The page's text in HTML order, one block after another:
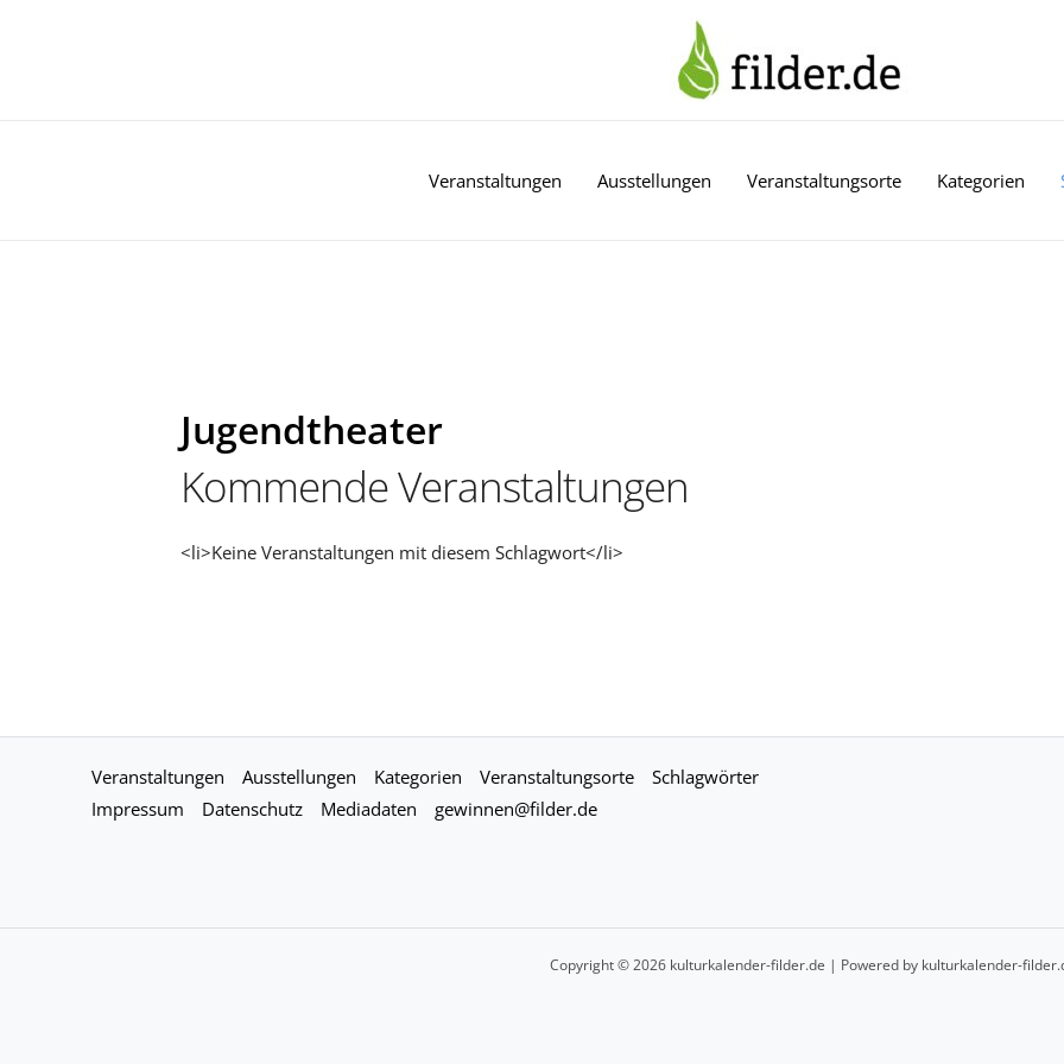
Veranstaltungen Ausstellungen Veranstaltungsorte Kategorien
Jugendtheater
Kommende Veranstaltungen
<li>Keine Veranstaltungen mit diesem Schlagwort</li>
Veranstaltungen Ausstellungen Kategorien Veranstaltungsorte
Schlagwörter
Impressum
Datenschutz Mediadaten gewinnen@filder.de
Copyright © 2026 kulturkalender-filder.de | Powered by kulturkalender-